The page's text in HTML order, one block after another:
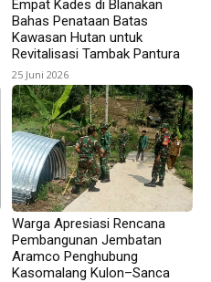
Empat Kades di Blanakan
Bahas Penataan Batas
Kawasan Hutan untuk
Revitalisasi Tambak Pantura
25 Juni 2026
Warga Apresiasi Rencana
Pembangunan Jembatan
Aramco Penghubung
Kasomalang Kulon–Sanca